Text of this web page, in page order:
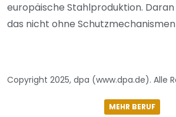
europäische Stahlproduktion. Daran
das nicht ohne
Copyright 2025, dpa (www.dpa.de). Alle
MEHR BERUF